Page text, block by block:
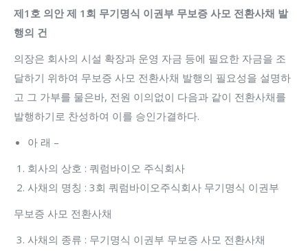
제1 호 의안 제 1 회 무기명식 이권부 무보증 사모 전환사채 발
행의 건
의장은 회사의 시설 확장과 운영 자금 등에 필요한 자금을 조
달하기 위하여 무보증 사모 전환사채 발행의 필요성을 설명하
고 그 가부를 물은바, 전원 이의없이 다음과 같이 전환사채를
발행하기로 찬성하여 이를 승인가결하다.
아 래 –
회사의 상호 : 쿼럼바이오 주식회사
사채의 명칭 : 3회 쿼럼바이오주식회사 무기명식 이권부
무보증 사모 전환사채
사채의 종류 : 무기명식 이권부 무보증 사모 전환사채